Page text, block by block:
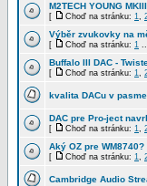
M2TECH YOUNG MKIII
[ Choď na stránku: 1,
Výběr zvukovky na
[ Choď na stránku: 1
Buffalo III DAC -
[ Choď na stránku: 1,
kvalita DACu v
DAC pre Pro-ject
[ Choď na stránku: 1,
Aký OZ pre WM8740?
[ Choď na stránku: 1,
Cambridge Audio